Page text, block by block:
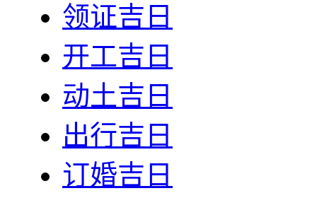
领证吉日
开工吉日
动土吉日
出行吉日
订婚吉日